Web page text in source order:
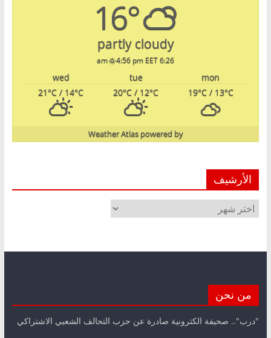
16°
partly cloudy
6:26 am
4:56 pm EET
mon
tue
wed
19°C/ 13°C
20°C / 12°C
21°C / 14°C
powered by
Weather Atlas
الأرشيف
الأرشيف
من نحن
"درب".. صحيفة الكترونية صادرة عن حزب التحالف الشعبي الاشتراكي